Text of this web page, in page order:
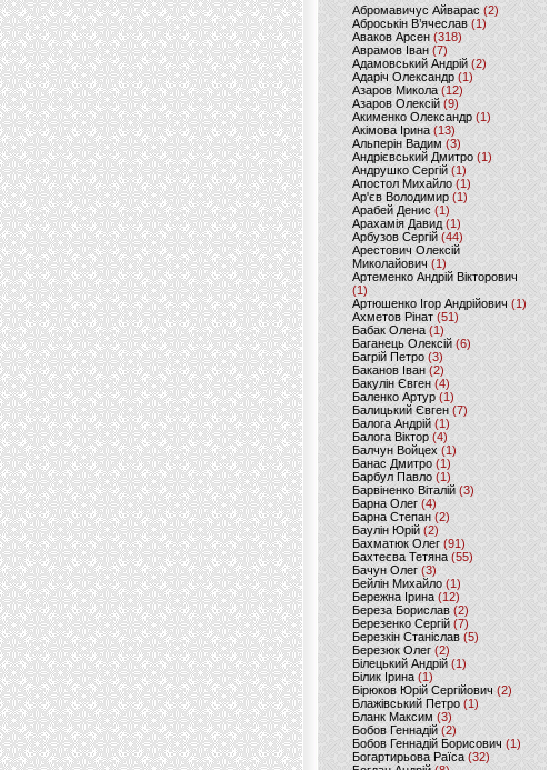
Абромавичус Айварас (2)
Аброськін В’ячеслав(1)
Аваков Арсен (318)
Аврамов Іван (7)
Адамовський Андрій(2)
Адаріч Олександр (1)
Азаров Микола (12)
Азаров Олексій (9)
Акименко Олександр(1)
Акімова Ірина(13)
Альперін Вадим (3)
Андрієвський Дмитро(1)
Андрушко Сергій(1)
Апостол Михайло(1)
Ар'єв Володимир (1)
Арабей Денис(1)
Арахамія Давид (1)
Арбузов Сергій (44)
Арестович Олексій
Миколайович(1)
Артеменко Андрій Вікторович
(1)
Артюшенко Ігор Андрійович(1)
Ахметов Рінат(51)
Бабак Олена(1)
Баганець Олексій(6)
Багрій Петро (3)
Баканов Іван(2)
Бакулін Євген (4)
Баленко Артур(1)
Балицький Євген(7)
Балога Андрій (1)
Балога Віктор (4)
Балчун Войцех (1)
Банас Дмитро (1)
Барбул Павло(1)
Барвіненко Віталій(3)
Барна Олег (4)
Барна Степан (2)
Баулін Юрій (2)
Бахматюк Олег (91)
Бахтеєва Тетяна(55)
Бачун Олег (3)
Бейлін Михайло (1)
Бережна Ірина(12)
Береза Борислав(2)
Березенко Сергій (7)
Березкін Станіслав (5)
Березюк Олег(2)
Білецький Андрій (1)
Білик Ірина (1)
Бірюков Юрій Сергійович (2)
Блажівський Петро (1)
Бланк Максим(3)
Бобов Геннадій (2)
Бобов Геннадій Борисович (1)
Богартирьова Раїса (32)